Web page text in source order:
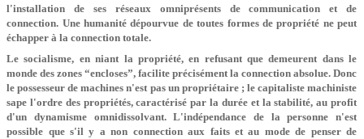
l'installation de ses réseaux omniprésents de communication et de
connection. Une humanité dépourvue de toutes formes de propriété ne peut
échapper à la connection totale.
Le socialisme, en niant la propriété, en refusant que demeurent dans le
monde des zones “encloses”, facilite précisément la connection absolue. Donc
le possesseur de machines n'est pas un propriétaire ; le capitaliste machiniste
sape l'ordre des propriétés, caractérisé par la durée et la stabilité, au profit
d'un dynamisme omnidissolvant. L'indépendance de la personne n'est
possible que s'il y a non connection aux faits et au mode de penser de